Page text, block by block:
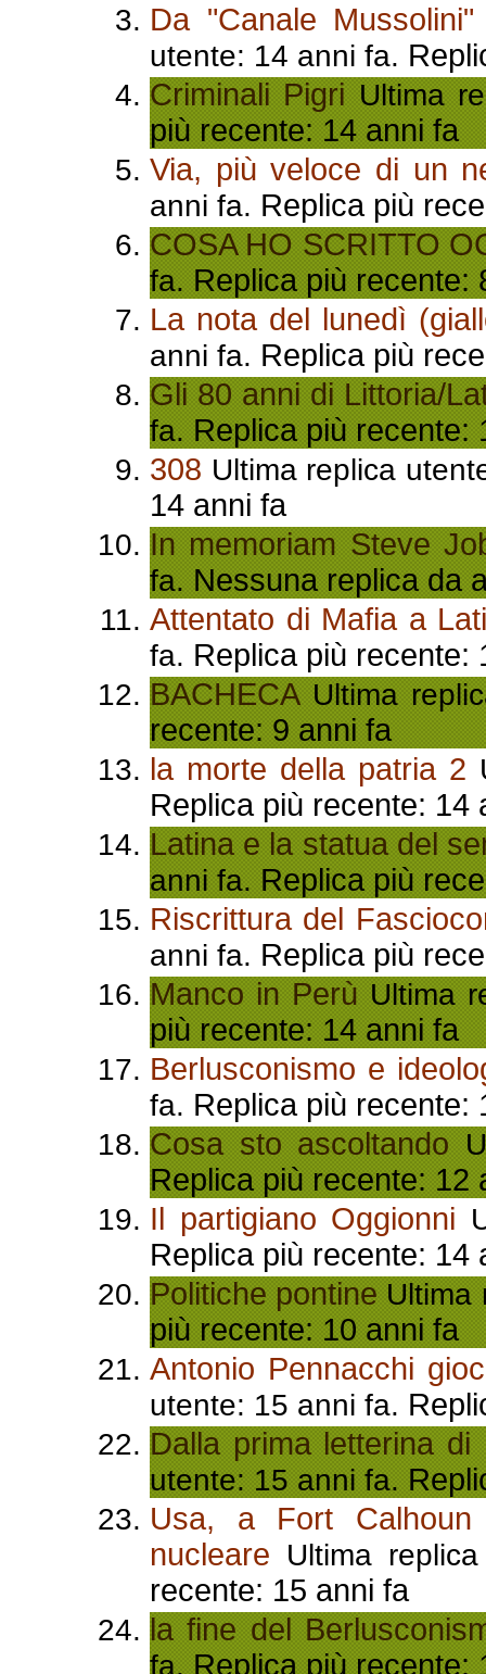
Da "Canale
utente: 14 anni fa.
Criminali Pigri Ultima
più recente: 14 anni fa
Via, più veloce di un
anni fa. Replica più
COSA HO SCRITTO
fa. Replica più recente:
La nota del lunedì
anni fa. Replica più
Gli 80 anni di Littoria/
fa. Replica più recente:
308 Ultima replica
14 anni fa
In memoriam Steve
fa. Nessuna replica da
Attentato di Mafia a
fa. Replica più recente:
BACHECA Ultima
recente: 9 anni fa
la morte della patria 2
Replica più recente: 14
Latina e la statua del
anni fa. Replica più
Riscrittura del
anni fa. Replica più
Manco in Perù Ultima
più recente: 14 anni fa
Berlusconismo e
fa. Replica più recente:
Cosa sto ascoltando
Replica più recente: 12
Il partigiano Oggionni
Replica più recente: 14
Politiche pontine Ultima
più recente: 10 anni fa
Antonio Pennacchi
utente: 15 anni fa.
Dalla prima letterina di
utente: 15 anni fa.
Usa, a Fort
nucleare Ultima
recente: 15 anni fa
la fine del
fa. Replica più recente: